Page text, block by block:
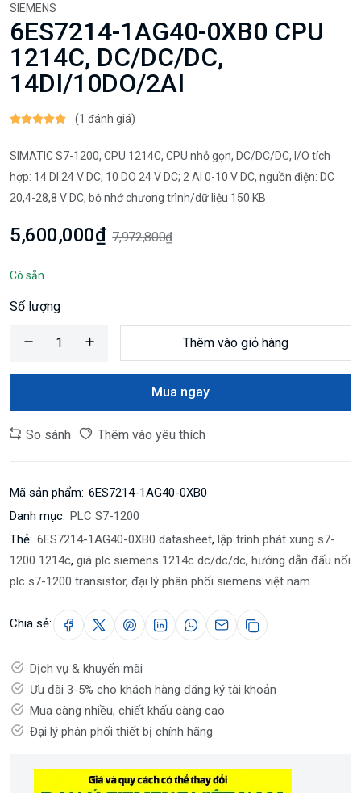
SIEMENS
6ES7214-1AG40-0XB0 CPU
1214C, DC/DC/DC,
14DI/10DO/2AI
(1 đánh giá)
SIMATIC S7-1200, CPU 1214C, CPU nhỏ gọn, DC/DC/DC, I/O tích
hợp: 14 DI 24 V DC; 10 DO 24 V DC; 2 AI 0-10 V DC, nguồn điện: DC
20,4-28,8 V DC, bộ nhớ chương trình/dữ liệu 150 KB
5,600,000₫ 7,972,800₫
Có sẵn
Số lượng
Thêm vào giỏ hàng
Mua ngay
So sánh Thêm vào yêu thích
Mã sản phẩm: 6ES7214-1AG40-0XB0
Danh mục: PLC S7-1200
Thẻ: 6ES7214-1AG40-0XB0 datasheet, lập trình phát xung s7-
1200 1214c, giá plc siemens 1214c dc/dc/dc, hướng dẫn đấu nối
plc s7-1200 transistor, đại lý phân phối siemens việt nam.
Chia sẻ:
Dịch vụ & khuyến mãi
Ưu đãi 3-5% cho khách hàng đăng ký tài khoản
Mua càng nhiều, chiết khấu càng cao
Đại lý phân phối thiết bị chính hãng